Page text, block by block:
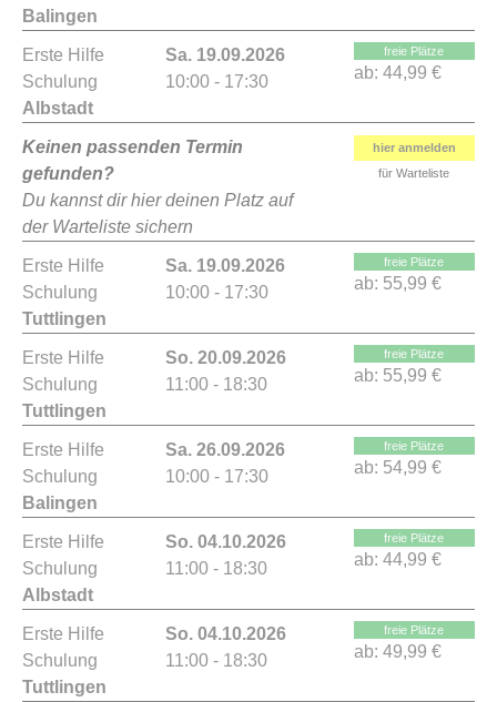
Balingen
Erste Hilfe
Schulung
Albstadt
Sa. 19.09.2026
10:00 - 17:30
freie Plätze
ab: 44,99 €
Keinen passenden Termin
gefunden?
Du kannst dir hier deinen Platz auf
der Warteliste sichern
hier anmelden
für Warteliste
Erste Hilfe
Schulung
Tuttlingen
Sa. 19.09.2026
10:00 - 17:30
freie Plätze
ab: 55,99 €
Erste Hilfe
Schulung
Tuttlingen
So. 20.09.2026
11:00 - 18:30
freie Plätze
ab: 55,99 €
Erste Hilfe
Schulung
Balingen
Sa. 26.09.2026
10:00 - 17:30
freie Plätze
ab: 54,99 €
Erste Hilfe
Schulung
Albstadt
So. 04.10.2026
11:00 - 18:30
freie Plätze
ab: 44,99 €
Erste Hilfe
Schulung
Tuttlingen
So. 04.10.2026
11:00 - 18:30
freie Plätze
ab: 49,99 €